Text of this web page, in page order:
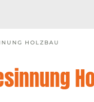
HOLZBAU